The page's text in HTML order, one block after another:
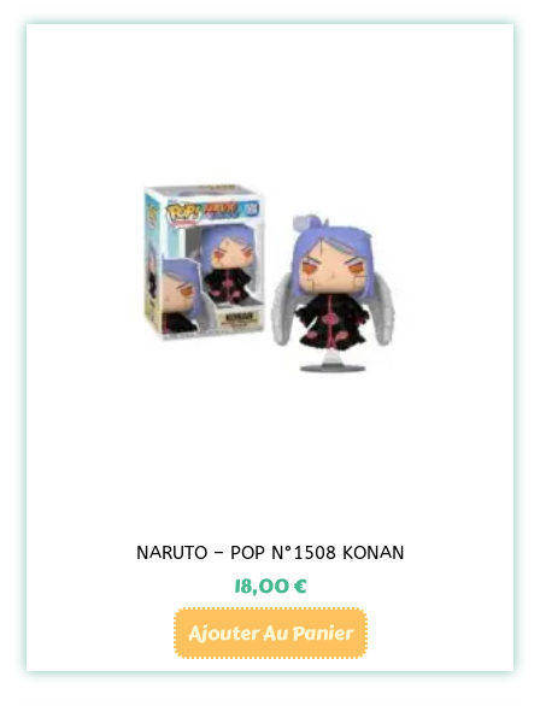
NARUTO – POP N°1508 KONAN
18,00€
Ajouter Au Panier